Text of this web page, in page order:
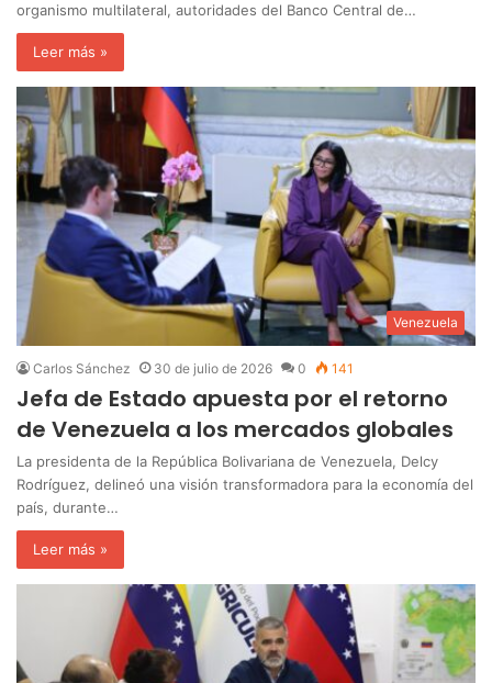
organismo multilateral, autoridades del Banco Central de…
Leer más »
Venezuela
Carlos Sánchez 30 de julio de 2026 0 141
Jefa de Estado apuesta por el retorno
de Venezuela a los mercados globales
La presidenta de la República Bolivariana de Venezuela, Delcy
Rodríguez, delineó una visión transformadora para la economía del
país, durante…
Leer más »